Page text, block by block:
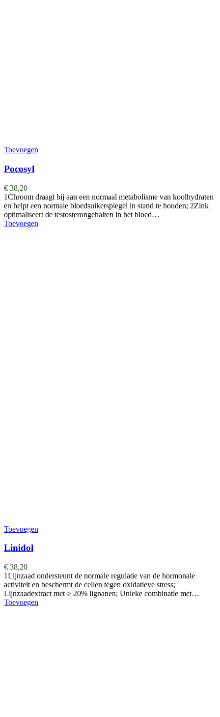
Toevoegen
Pocosyl
€ 38,20
1Chroom draagt bij aan een normaal metabolisme van koolhydraten
en helpt een normale bloedsuikerspiegel in stand te houden; 2Zink
optimaliseert de testosterongehalten in het bloed…
Toevoegen
Toevoegen
Linidol
€ 38,20
1Lijnzaad ondersteunt de normale regulatie van de hormonale
activiteit en beschermt de cellen tegen oxidatieve stress;
Lijnzaadextract met ≥ 20% lignanen; Unieke combinatie met…
Toevoegen